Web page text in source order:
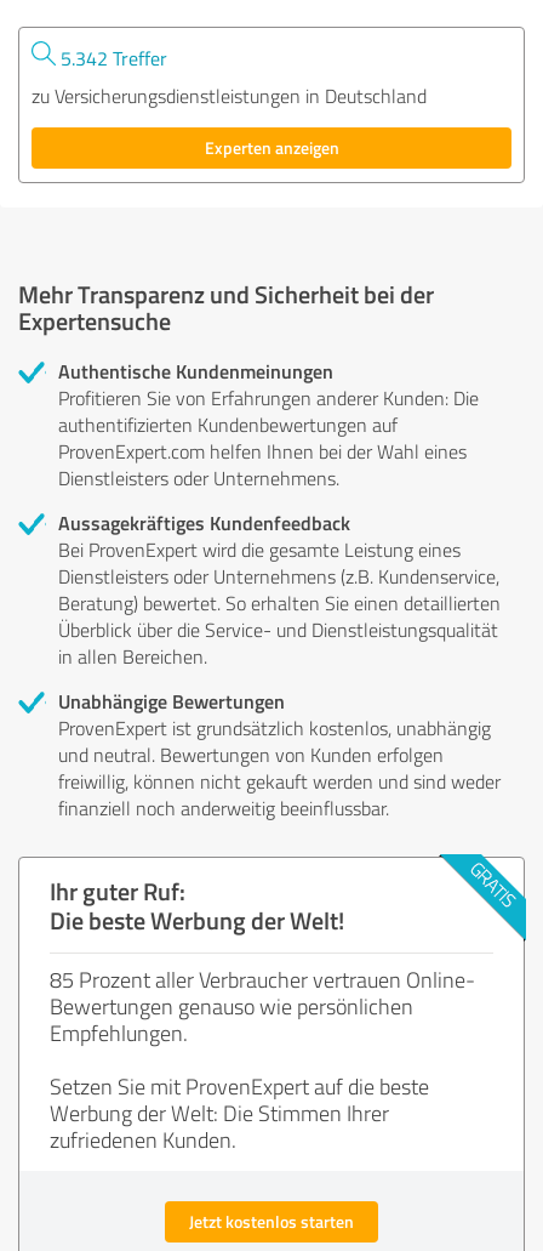
5.342 Treffer
zu Versicherungsdienstleistungen in Deutschland
Experten anzeigen
Mehr Transparenz und Sicherheit bei der
Expertensuche
Authentische Kundenmeinungen
Profitieren Sie von Erfahrungen anderer Kunden: Die
authentifizierten Kundenbewertungen auf
ProvenExpert.com helfen Ihnen bei der Wahl eines
Dienstleisters oder Unternehmens.
Aussagekräftiges Kundenfeedback
Bei ProvenExpert wird die gesamte Leistung eines
Dienstleisters oder Unternehmens (z.B. Kundenservice,
Beratung) bewertet. So erhalten Sie einen detaillierten
Überblick über die Service- und Dienstleistungsqualität
in allen Bereichen.
Unabhängige Bewertungen
ProvenExpert ist grundsätzlich kostenlos, unabhängig
und neutral. Bewertungen von Kunden erfolgen
freiwillig, können nicht gekauft werden und sind weder
finanziell noch anderweitig beeinflussbar.
Ihr guter Ruf:
Die beste Werbung der Welt!
85 Prozent aller Verbraucher vertrauen Online-
Bewertungen genauso wie persönlichen
Empfehlungen.
Setzen Sie mit ProvenExpert auf die beste
Werbung der Welt: Die Stimmen Ihrer
zufriedenen Kunden.
Jetzt kostenlos starten